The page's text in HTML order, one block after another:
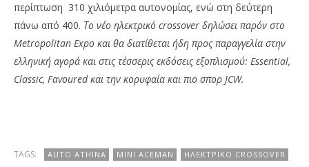
περίπτωση 310 χιλιόμετρα αυτονομίας, ενώ στη δεύτερη
πάνω από 400. Το νέο ηλεκτρικό crossover δηλώσει παρόν στο
Metropolitan Expo και θα διατίθεται ήδη προς παραγγελία στην
ελληνική αγορά και στις τέσσερις εκδόσεις εξοπλισμού: Essential,
Classic, Favoured και την κορυφαία και πιο σπορ JCW.
TAGS: AUTO ATHINA MINI ACEMAN ΗΛΕΚΤΡΙΚΌ CROSSOVER